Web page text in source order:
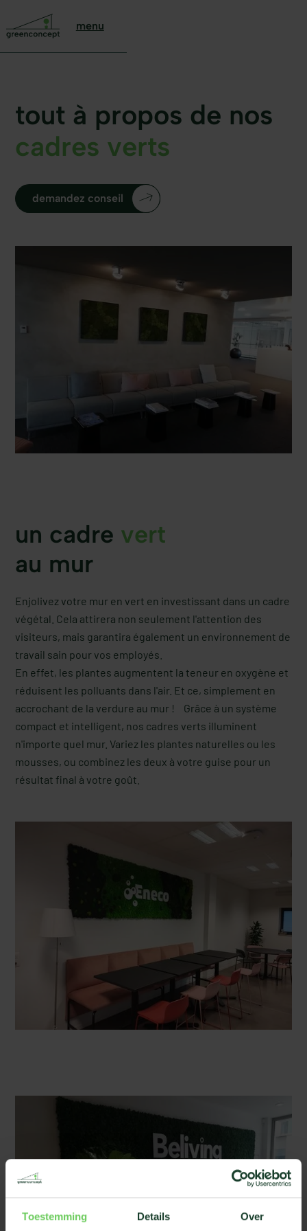
Toestemming Details Over
menu
tout à propos de nos
cadres verts
demandez conseil
un cadre vert
au mur
Enjolivez votre mur en vert en investissant dans un cadre
végétal. Cela attirera non seulement l'attention des
visiteurs, mais garantira également un environnement de
travail sain pour vos employés.
En effet, les plantes augmentent la teneur en oxygène et
réduisent les polluants dans l'air. Et ce, simplement en
accrochant de la verdure au mur ! Grâce à un système
compact et intelligent, nos cadres verts illuminent
n'importe quel mur. Variez les plantes naturelles ou les
mousses, ou combinez les deux à votre guise pour un
résultat final à votre goût.